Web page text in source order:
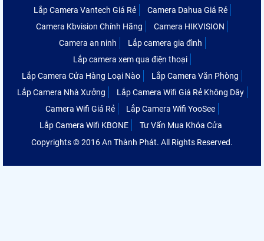
Lắp Camera Vantech Giá Rẻ
Camera Dahua Giá Rẻ
Camera Kbvision Chính Hãng
Camera HIKVISION
Camera an ninh
Lắp camera gia đình
Lắp camera xem qua điện thoại
Lắp Camera Cửa Hàng Loại Nào
Lắp Camera Văn Phòng
Lắp Camera Nhà Xưởng
Lắp Camera Wifi Giá Rẻ Không Dây
Camera Wifi Giá Rẻ
Lắp Camera Wifi YooSee
Lắp Camera Wifi KBONE
Tư Vấn Mua Khóa Cửa
Copyrights © 2016 An Thành Phát. All Rights Reserved.